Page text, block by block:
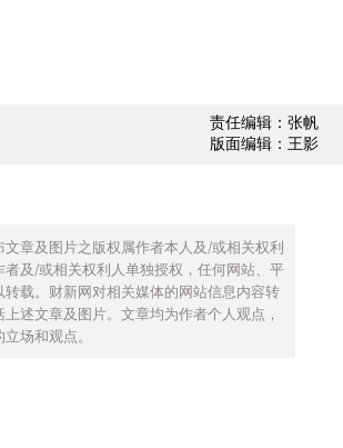
责任编辑：张帆
版面编辑：王影
文章及图片之版权属作者本人及/或相关权利
者及/或相关权利人单独授权，任何网站、平
转载。财新网对相关媒体的网站信息内容转
述文章及图片。文章均为作者个人观点，
场和观点。